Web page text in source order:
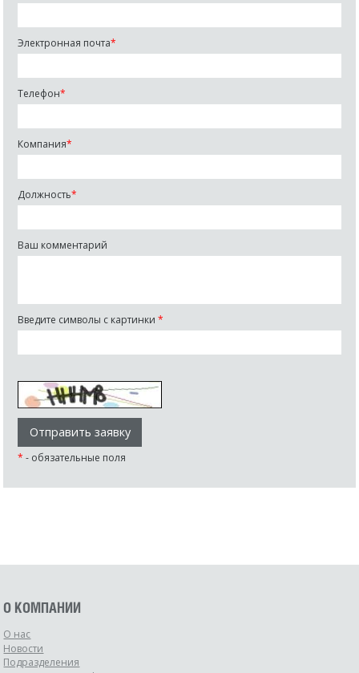
Электронная почта*
Телефон*
Компания*
Должность*
Ваш комментарий
Введите символы с картинки*
* - обязательные поля
О КОМПАНИИ
О нас
Новости
Подразделения